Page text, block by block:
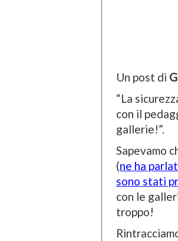
Un post di
“La
con il
gallerie!”.
Sapevamo
(ne ha
sono stati
con le
troppo!